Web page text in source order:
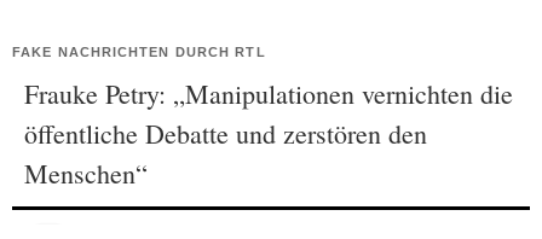
FAKE NACHRICHTEN DURCH RTL
Frauke Petry: „Manipulationen vernichten die
öffentliche Debatte und zerstören den
Menschen“